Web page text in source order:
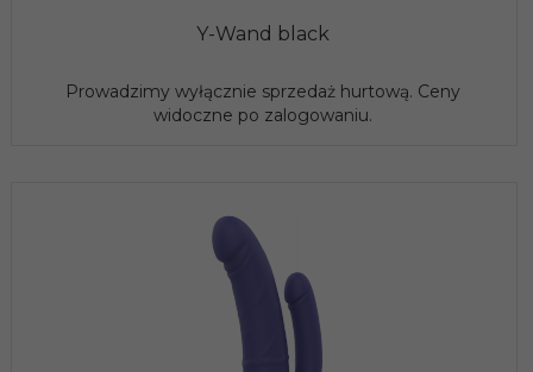
Y-Wand black
Prowadzimy wyłącznie sprzedaż hurtową. Ceny
widoczne po zalogowaniu.